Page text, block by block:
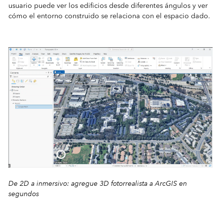
usuario puede ver los edificios desde diferentes ángulos y ver
cómo el entorno construido se relaciona con el espacio dado.
De 2D a inmersivo: agregue 3D fotorrealista a ArcGIS en
segundos